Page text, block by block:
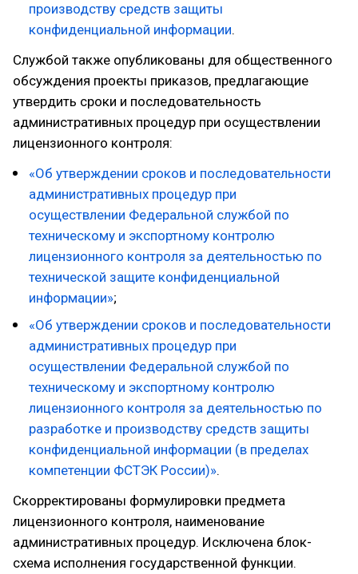
производству средств защиты
конфиденциальной информации.
Службой также опубликованы для общественного
обсуждения проекты приказов, предлагающие
утвердить сроки и последовательность
административных процедур при осуществлении
лицензионного контроля:
«Об утверждении сроков и последовательности
административных процедур при
осуществлении Федеральной службой по
техническому и экспортному контролю
лицензионного контроля за деятельностью по
технической защите конфиденциальной
информации»;
«Об утверждении сроков и последовательности
административных процедур при
осуществлении Федеральной службой по
техническому и экспортному контролю
лицензионного контроля за деятельностью по
разработке и производству средств защиты
конфиденциальной информации (в пределах
компетенции ФСТЭК России)».
Скорректированы формулировки предмета
лицензионного контроля, наименование
административных процедур. Исключена блок-
схема исполнения государственной функции.